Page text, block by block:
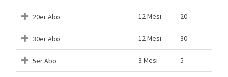
20er Abo 12 Mesi 20
30er Abo 12 Mesi 30
5er Abo 3 Mesi 5